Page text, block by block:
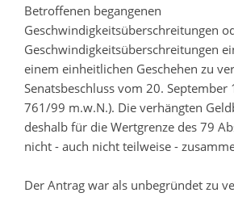
Betroffenen begangenen
Geschwindigkeitsüberschreitungen
Geschwindigkeitsüberschreitungen
einem einheitlichen Geschehen zu
Senatsbeschluss vom 20. September
761/99 m.w.N.). Die verhängten
deshalb für die Wertgrenze des 79
nicht - auch nicht teilweise -
Der Antrag war als unbegründet zu